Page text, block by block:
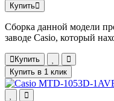
Купить
Сборка данной модели
заводе Casio, который
Купить
Купить в 1 клик